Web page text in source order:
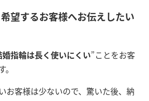
望するお客様へお伝えしたい
指輪は長く使いにくい”ことをお客
お客様は少ないので、驚いた後、納